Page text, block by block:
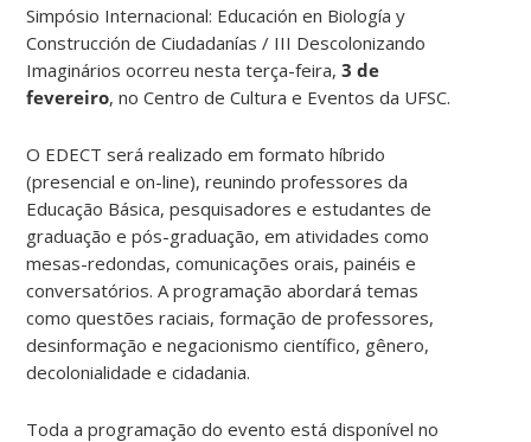
Simpósio Internacional: Educación en Biología y
Construcción de Ciudadanías / III Descolonizando
Imaginários ocorreu nesta terça-feira, 3 de
fevereiro, no Centro de Cultura e Eventos da UFSC.
O EDECT será realizado em formato híbrido
(presencial e on-line), reunindo professores da
Educação Básica, pesquisadores e estudantes de
graduação e pós-graduação, em atividades como
mesas-redondas, comunicações orais, painéis e
conversatórios. A programação abordará temas
como questões raciais, formação de professores,
desinformação e negacionismo científico, gênero,
decolonialidade e cidadania.
Toda a programação do evento está disponível no